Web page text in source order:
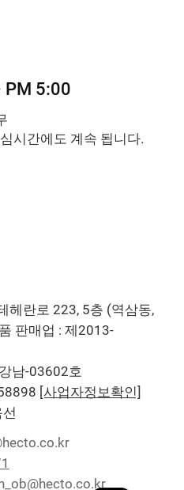
PM 5:00
시간에도 계속 됩니다.
헤란로 223, 5층 (역삼동,
판매업 : 제2013-
남-03602호
[사업자정보확인]